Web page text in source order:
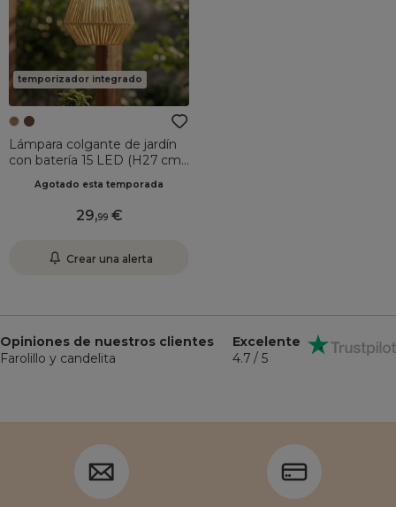
temporizador integrado
Lámpara colgante de jardín
con batería 15 LED (H27 cm)
Agotado esta temporada
29,99
Crear una alerta
Opiniones de nuestros clientes
Farolillo y candelita
Excelente
4.7 / 5